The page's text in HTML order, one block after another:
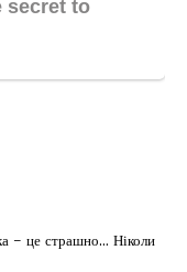
– це страшно… Ніколи